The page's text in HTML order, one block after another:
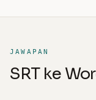
JAWAPAN
SRT ke